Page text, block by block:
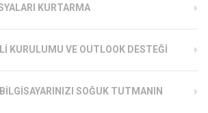
KURTARMA
KURULUMU VE OUTLOOK DESTEĞI
SOĞUK TUTMANIN